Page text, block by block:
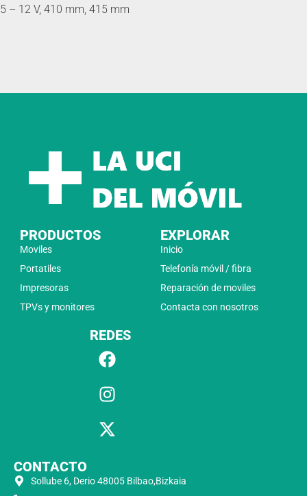
5 – 12 V, 410 mm, 415 mm
PRODUCTOS
Moviles
Portatiles
Impresoras
TPVs y monitores
EXPLORAR
Inicio
Telefonía móvil / fibra
Reparación de moviles
Contacta con nosotros
REDES
CONTACTO
Sollube 6, Derio 48005 Bilbao,Bizkaia